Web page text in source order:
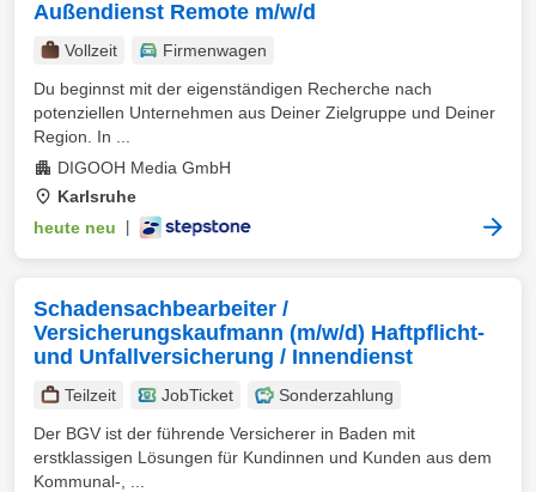
Außendienst Remote m/w/d
Vollzeit
Firmenwagen
Du beginnst mit der eigenständigen Recherche nach
potenziellen Unternehmen aus Deiner Zielgruppe und Deiner
Region. In ...
DIGOOH Media GmbH
Karlsruhe
heute neu
Schadensachbearbeiter /
Versicherungskaufmann (m/w/d) Haftpflicht-
und Unfallversicherung / Innendienst
Teilzeit JobTicket
Sonderzahlung
Der BGV ist der führende Versicherer in Baden mit
erstklassigen Lösungen für Kundinnen und Kunden aus dem
Kommunal-, ...